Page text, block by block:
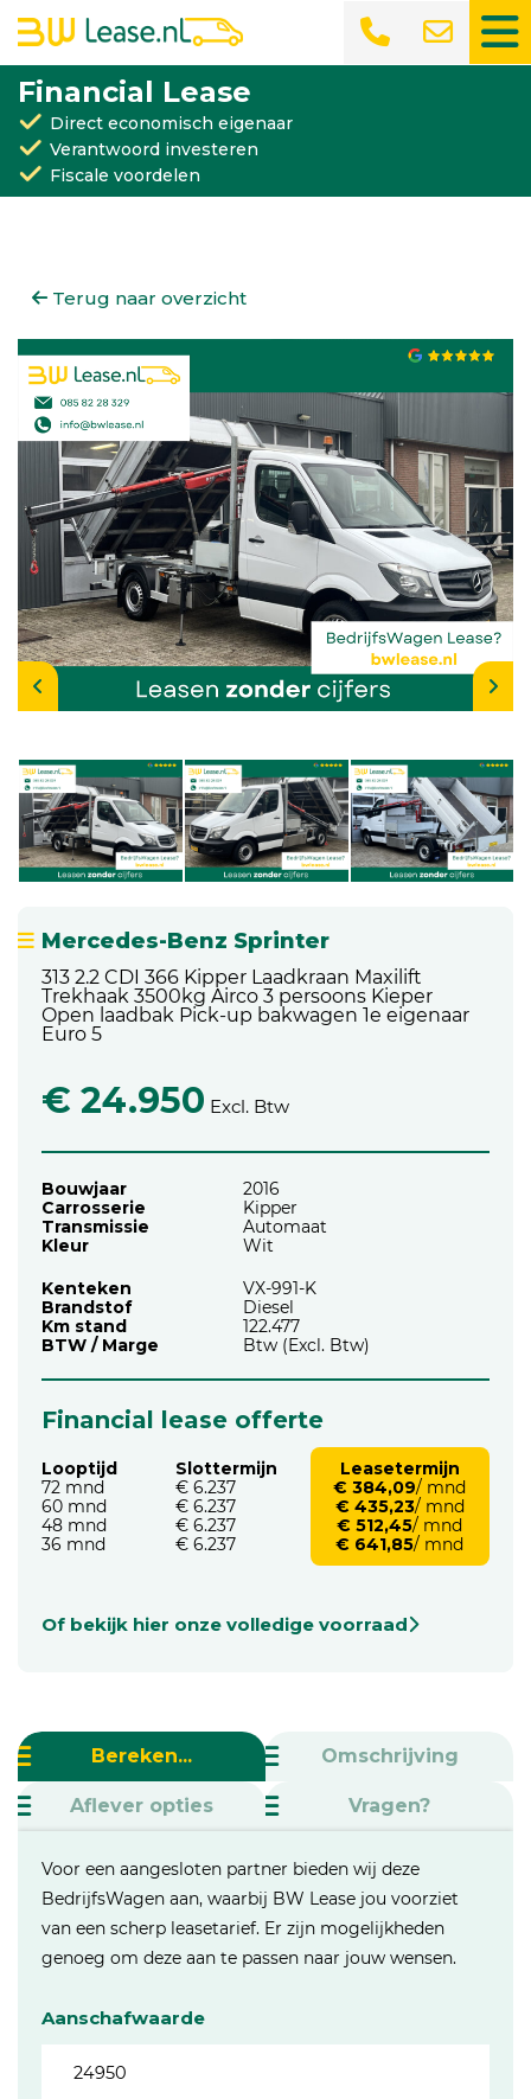
Financial Lease
Direct economisch eigenaar
Verantwoord investeren
Fiscale voordelen
Terug naar overzicht
Mercedes-Benz Sprinter
313 2.2 CDI 366 Kipper Laadkraan Maxilift
Trekhaak 3500kg Airco 3 persoons Kieper
Open laadbak Pick-up bakwagen 1e eigenaar
Euro 5
€ 24.950 Excl. Btw
Bouwjaar
2016
Carrosserie
Kipper
Transmissie
Automaat
Kleur
Wit
Kenteken
VX-991-K
Brandstof
Diesel
Km stand
122.477
BTW / Marge
Btw (Excl. Btw)
Financial lease offerte
Looptijd
72 mnd
60 mnd
48 mnd
36 mnd
Slottermijn
€ 6.237
€ 6.237
€ 6.237
€ 6.237
Leasetermijn
€ 384,09/ mnd
€ 435,23/ mnd
€ 512,45/ mnd
€ 641,85/ mnd
Of bekijk hier onze volledige voorraad
Bereken... Omschrijving
Aflever opties Vragen?
Voor een aangesloten partner bieden wij deze
BedrijfsWagen aan, waarbij BW Lease jou voorziet
van een scherp leasetarief. Er zijn mogelijkheden
genoeg om deze aan te passen naar jouw wensen.
Aanschafwaarde